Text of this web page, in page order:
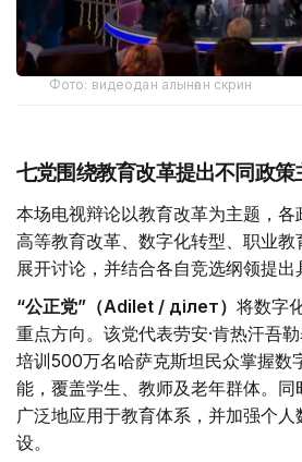
Фото: видеодан алынған скрин
七党围绕教育改革提出不同政策
本场电视辩论以教育改革为主题，各
高等教育改革、数字化转型、职业
展开讨论，并结合各自竞选纲领提出
“公正党”（Adilet / Әділет） 将数字
重点方向。该党代表劳安·肯热汗吾
培训500万名哈萨克斯坦民众掌握数
能，覆盖学生、教师及老年群体。
广泛地应用于教育体系，并加强个
设。